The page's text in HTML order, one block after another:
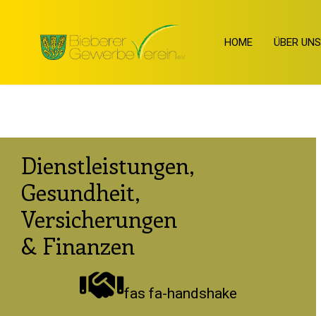
HOME ÜBER UNS
Dienstleistungen,
Gesundheit,
Versicherungen
& Finanzen
fas fa-handshake